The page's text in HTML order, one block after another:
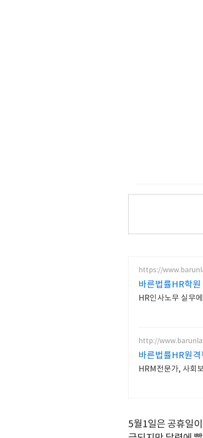
https://
바른법률HR학원
HR인사노무 실무
http://
바른법률HR원
HRM전문가, 사회
5월1일은 공휴일